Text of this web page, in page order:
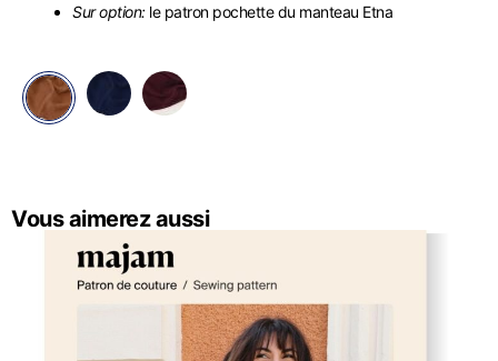
Sur option:le patron pochette du manteau Etna
Vous aimerez aussi